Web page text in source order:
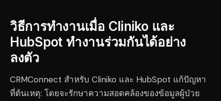
วิธีการทำงานเมื่อ Cliniko และ
HubSpot ทำงานร่วมกันได้อย่าง
ลงตัว
CRMConnect สำหรับ Cliniko และ HubSpot แก้ปัญหา
ที่ต้นเหตุ: โดยจะรักษาความสอดคล้องของข้อมูลผู้ป่วย